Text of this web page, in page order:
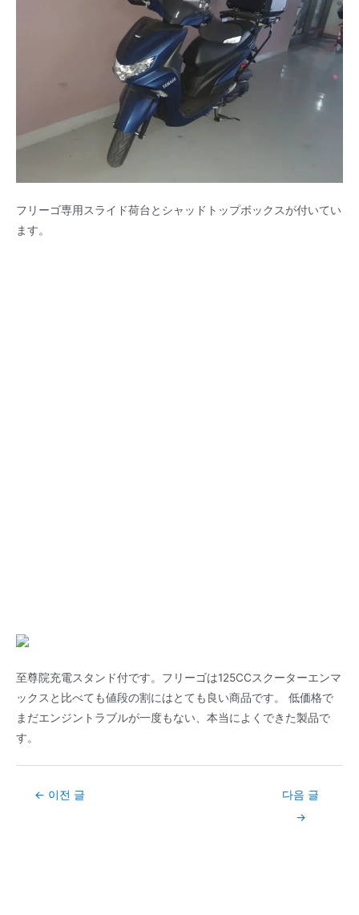
フリーゴ専用スライド荷台とシャッドトップボックスが付いてい
ます。
至尊院充電スタンド付です。フリーゴは125CCスクーターエンマ
ックスと比べても値段の割にはとても良い商品です。 低価格で
まだエンジントラブルが一度もない、本当によくできた製品で
す。
Post← 이전 글
다음 글
→